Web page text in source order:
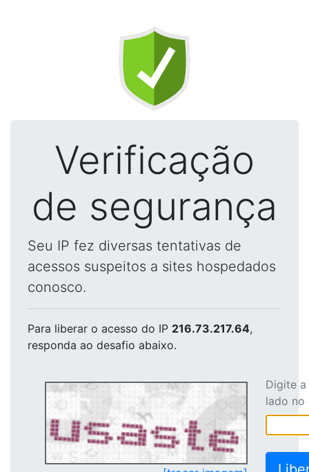
Verificação
de segurança
Seu IP fez diversas tentativas de
acessos suspeitos a sites hospedados
conosco.
Para liberar o acesso do IP 216.73.217.64,
responda ao desafio abaixo.
Digite
lado no